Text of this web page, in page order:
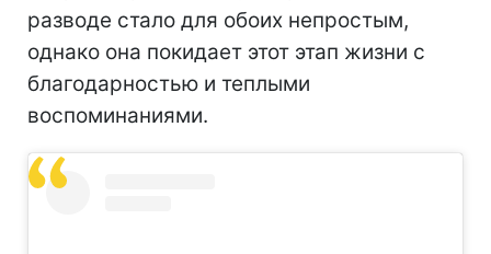
разводе стало для обоих непростым,
однако она покидает этот этап жизни с
благодарностью и теплыми
воспоминаниями.